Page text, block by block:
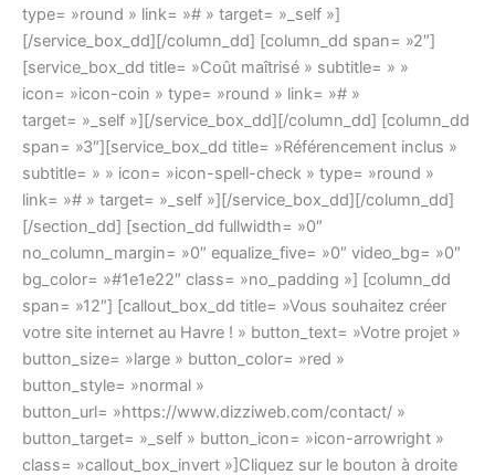
type= »round » link= »# » target= »_self »]
[/service_box_dd][/column_dd] [column_dd span= »2″]
[service_box_dd title= »Coût maîtrisé » subtitle= » »
icon= »icon-coin » type= »round » link= »# »
target= »_self »][/service_box_dd][/column_dd] [column_dd
span= »3″][service_box_dd title= »Référencement inclus »
subtitle= » » icon= »icon-spell-check » type= »round »
link= »# » target= »_self »][/service_box_dd][/column_dd]
[/section_dd] [section_dd fullwidth= »0″
no_column_margin= »0″ equalize_five= »0″ video_bg= »0″
bg_color= »#1e1e22″ class= »no_padding »] [column_dd
span= »12″] [callout_box_dd title= »Vous souhaitez créer
votre site internet au Havre ! » button_text= »Votre projet »
button_size= »large » button_color= »red »
button_style= »normal »
button_url= »https://www.dizziweb.com/contact/ »
button_target= »_self » button_icon= »icon-arrowright »
class= »callout_box_invert »]Cliquez sur le bouton à droite